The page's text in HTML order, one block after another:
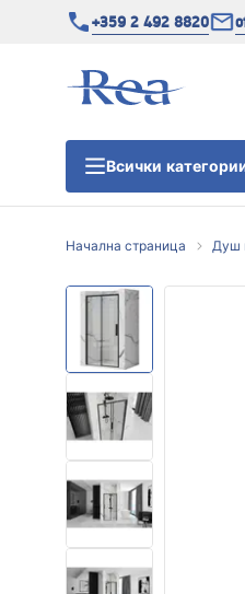
+359 2 492 8820
Всички
Душ корита
Линейни сифони
Комплект
биде WC
Начална страница Душ